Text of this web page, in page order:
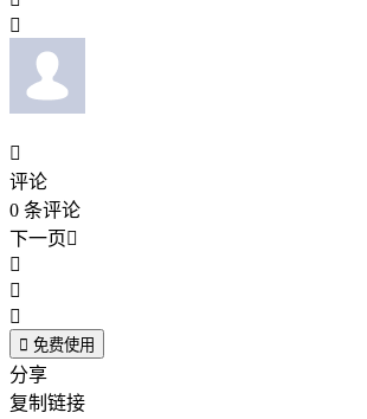


评论
0 条评论
下一页



 免费使用
分享
复制链接